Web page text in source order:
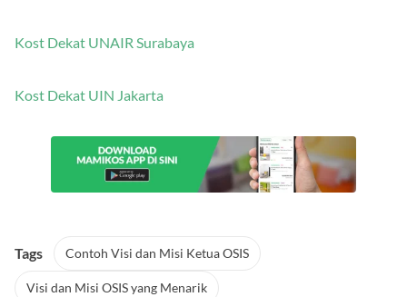
Kost Dekat UNAIR Surabaya
Kost Dekat UIN Jakarta
Tags Contoh Visi dan Misi Ketua OSIS
Visi dan Misi OSIS yang Menarik